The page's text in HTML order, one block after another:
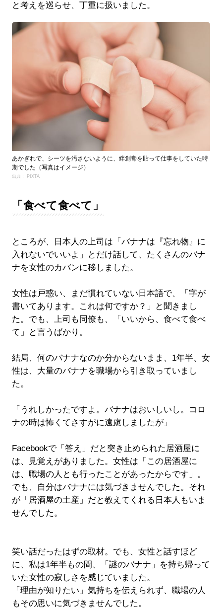
と考えを巡らせ、丁重に扱いました。
あかぎれで、シーツを汚さないように、絆創膏を貼って仕事をしていた時
期でした（写真はイメージ）
出典： PIXTA
「食べて食べて」
ところが、日本人の上司は「バナナは『忘れ物』に
入れないでいいよ」とだけ話して、たくさんのバナ
ナを女性のカバンに移しました。
女性は戸惑い、まだ慣れていない日本語で、「字が
書いてあります。これは何ですか？」と聞きまし
た。でも、上司も同僚も、「いいから、食べて食べ
て」と言うばかり。
結局、何のバナナなのか分からないまま、1年半、女
性は、大量のバナナを職場から引き取っていまし
た。
「うれしかったですよ。バナナはおいしいし。コロ
ナの時は怖くてさすがに遠慮しましたが」
Facebookで「答え」だと突き止められた居酒屋に
は、見覚えがありました。女性は「この居酒屋に
は、職場の人とも行ったことがあったからです」。
でも、自分はバナナには気づきませんでした。それ
が「居酒屋の土産」だと教えてくれる日本人もいま
せんでした。
笑い話だったはずの取材。でも、女性と話すほど
に、私は1年半もの間、「謎のバナナ」を持ち帰って
いた女性の寂しさを感じていました。
「理由が知りたい」気持ちを伝えられず、職場の人
もその思いに気づきませんでした。